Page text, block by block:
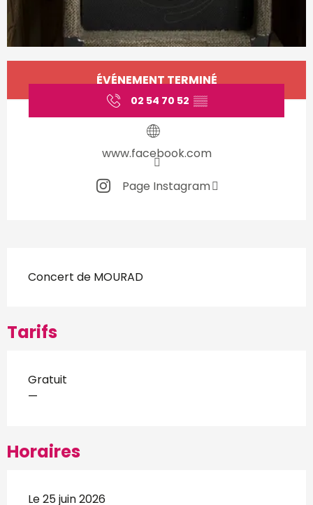
Ouverture et coordonnées
ÉVÉNEMENT TERMINÉ
02 54 70 52 ▒▒
www.facebook.com
Page Instagram
Description
Concert de MOURAD
Tarifs
Gratuit
—
Horaires
Le 25 juin 2026